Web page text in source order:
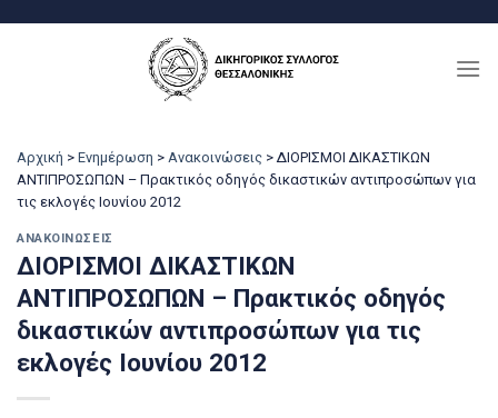
Αρχική > Ενημέρωση > Ανακοινώσεις > ΔΙΟΡΙΣΜΟΙ ΔΙΚΑΣΤΙΚΩΝ
ΑΝΤΙΠΡΟΣΩΠΩΝ – Πρακτικός οδηγός δικαστικών αντιπροσώπων για
τις εκλογές Ιουνίου 2012
ΑΝΑΚΟΙΝΏΣΕΙΣ
ΔΙΟΡΙΣΜΟΙ ΔΙΚΑΣΤΙΚΩΝ
ΑΝΤΙΠΡΟΣΩΠΩΝ – Πρακτικός οδηγός
δικαστικών αντιπροσώπων για τις
εκλογές Ιουνίου 2012